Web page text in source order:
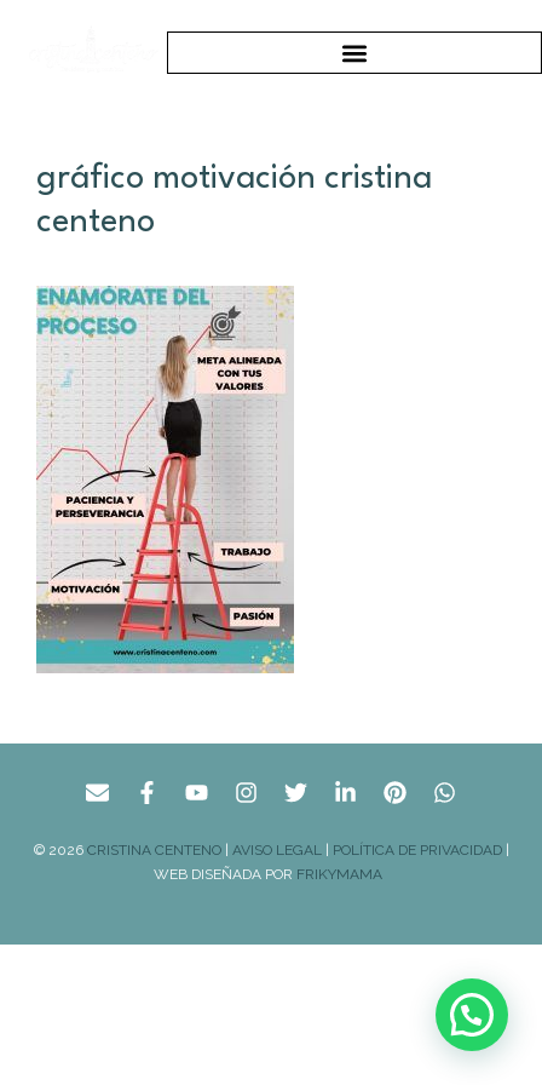
gráfico motivación cristina
centeno
© 2026 CRISTINA CENTENO| AVISO LEGAL| POLÍTICA DE PRIVACIDAD|
WEB DISEÑADA POR FRIKYMAMA